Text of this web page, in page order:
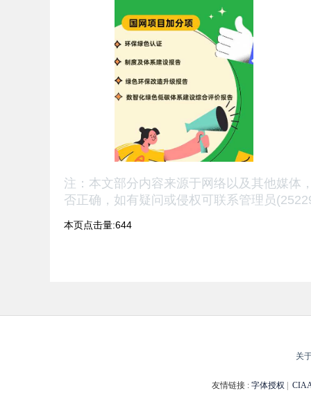
注：本文部分内容来源于网络以及其他媒体
否正确， 如有疑问或侵权可联系管理员
本页点击量:644
关
友情链接 : 字体授权